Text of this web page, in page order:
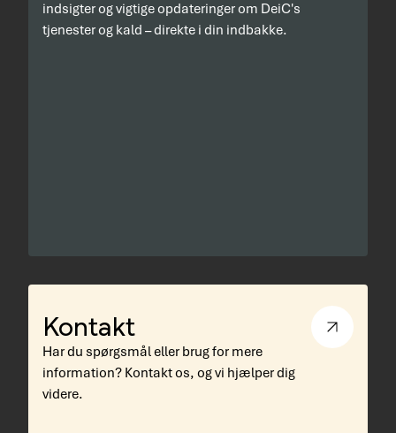
indsigter og vigtige opdateringer om DeiC's
tjenester og kald – direkte i din indbakke.
Kontakt
Har du spørgsmål eller brug for mere
information? Kontakt os, og vi hjælper dig
videre.